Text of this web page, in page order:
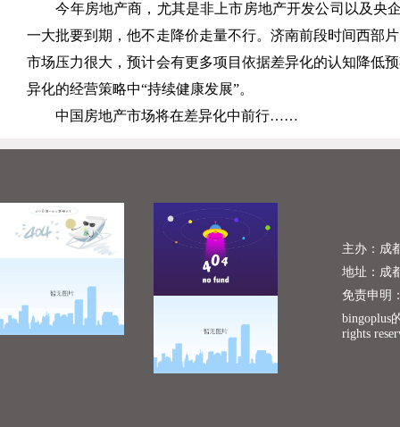
今年房地产商，尤其是非上市房地产开发公司以及央企
一大批要到期，他不走降价走量不行。济南前段时间西部
市场压力很大，预计会有更多项目依据差异化的认知降低
异化的经营策略中“持续健康发展”。
中国房地产市场将在差异化中前行……
主办：成
地址：成
免责申明
bingoplus
rights